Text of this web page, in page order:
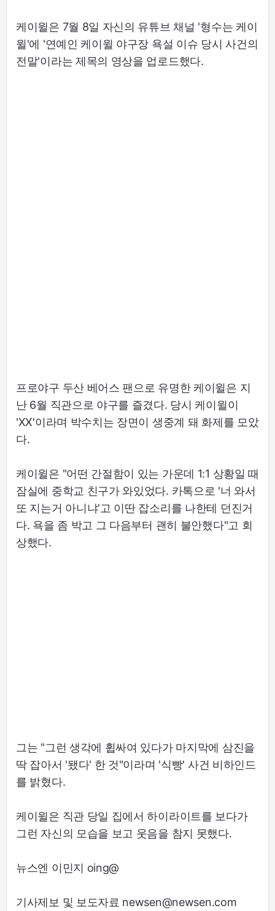
케이윌은 7월 8일 자신의 유튜브 채널 '형수는 케이
윌'에 '연예인 케이윌 야구장 욕설 이슈 당시 사건의
전말'이라는 제목의 영상을 업로드했다.
프로야구 두산 베어스 팬으로 유명한 케이윌은 지
난 6월 직관으로 야구를 즐겼다. 당시 케이윌이
'XX'이라며 박수치는 장면이 생중계 돼 화제를 모았
다.
케이윌은 "어떤 간절함이 있는 가운데 1:1 상황일 때
잠실에 중학교 친구가 와있었다. 카톡으로 '너 와서
또 지는거 아니냐'고 이딴 잡소리를 나한테 던진거
다. 욕을 좀 박고 그 다음부터 괜히 불안했다"고 회
상했다.
그는 "그런 생각에 휩싸여 있다가 마지막에 삼진을
딱 잡아서 '됐다' 한 것"이라며 '식빵' 사건 비하인드
를 밝혔다.
케이윌은 직관 당일 집에서 하이라이트를 보다가
그런 자신의 모습을 보고 웃음을 참지 못했다.
뉴스엔 이민지 oing@
기사제보 및 보도자료 newsen@newsen.com